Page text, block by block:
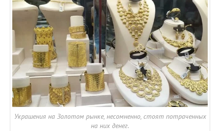
Украшения на Золотом рынке, несомненно, стоят потраченных
на них денег.